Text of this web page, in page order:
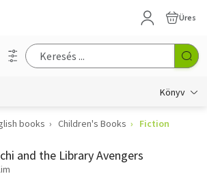
Üres
Könyv
books Children's Books Fiction
and the Library Avengers